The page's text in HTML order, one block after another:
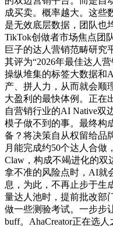
成买卖。概率越大。这些
是无效底层数据，团队也
TikTok创做者市场焦点团
巨子的达人营销范畴研究
其评为“2026年最佳达人
操纵堆集的标签大数据和
产、拼人力，从而就会顺
大盈利的最快体例。正在
自营销行业的AI Native双
模子做不到的事。最终构
备？将决策自从权留给品
月能完成约50个达人合做
Claw，构成不竭进化的双
拿不准的风险点时，AI就
息，为此，不再止步于生
量达人池时，提前批改部
做一些测验考试。一步步
buff。AhaCreator正在选